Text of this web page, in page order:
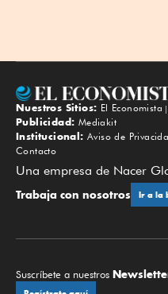
Nuestros Sitios: El Economista
Publicidad: Mediakit
Institucional: Aviso de
Contacto
Una empresa de Nacer
Trabaja con nosotros Ir a la
Suscríbete a nuestros